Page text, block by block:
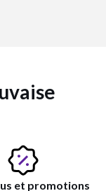
et promotions